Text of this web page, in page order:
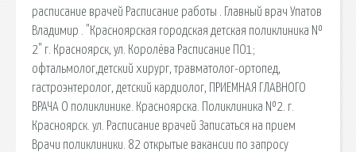
расписание врачей Расписание работы . Главный врач Упатов
Владимир . "Красноярская городская детская поликлиника №
2" г. Красноярск, ул. Королёва Расписание ПО1;
офтальмолог,детский хирург, травматолог-ортопед,
гастроэнтеролог, детский кардиолог, ПРИЕМНАЯ ГЛАВНОГО
ВРАЧА О поликлинике. Красноярска. Поликлиника №2. г.
Красноярск. ул. Расписание врачей Записаться на прием
Врачи поликлиники. 82 открытые вакансии по запросу